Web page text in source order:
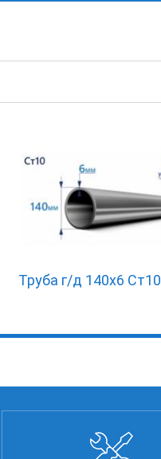
Труба г/д 140х6 Ст10